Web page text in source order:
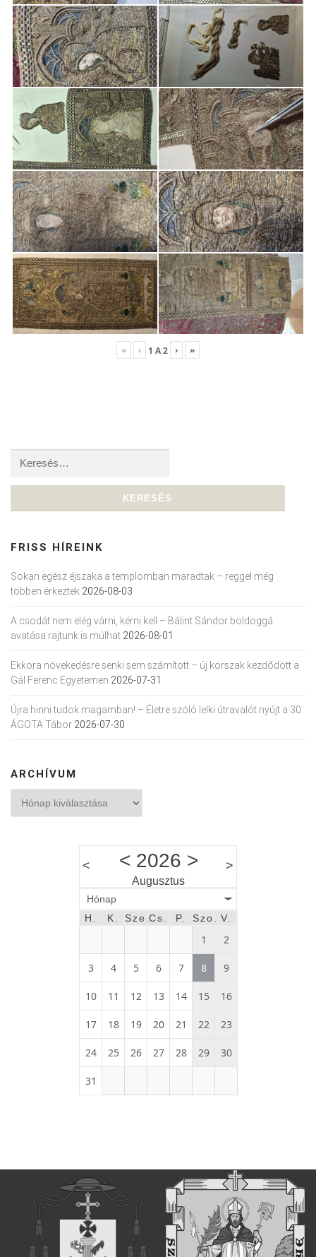
« ‹ 1 A2 › »
Keresés:
FRISS HÍREINK
Sokan egész éjszaka a templomban maradtak – reggel még
többen érkeztek 2026-08-03
A csodát nem elég várni, kérni kell – Bálint Sándor boldoggá
avatása rajtunk is múlhat 2026-08-01
Ekkora növekedésre senki sem számított – új korszak kezdődött a
Gál Ferenc Egyetemen 2026-07-31
Újra hinni tudok magamban! – Életre szóló lelki útravalót nyújt a 30.
ÁGOTA Tábor 2026-07-30
ARCHÍVUM
< < 2026 >
Augusztus
>
Hónap
H.
K. Sze.Cs. P. Szo. V.
1 2
3 4 5 6 7 8 9
10 11 12 13 14 15 16
17 18 19 20 21 22 23
24 25 26 27 28 29 30
31